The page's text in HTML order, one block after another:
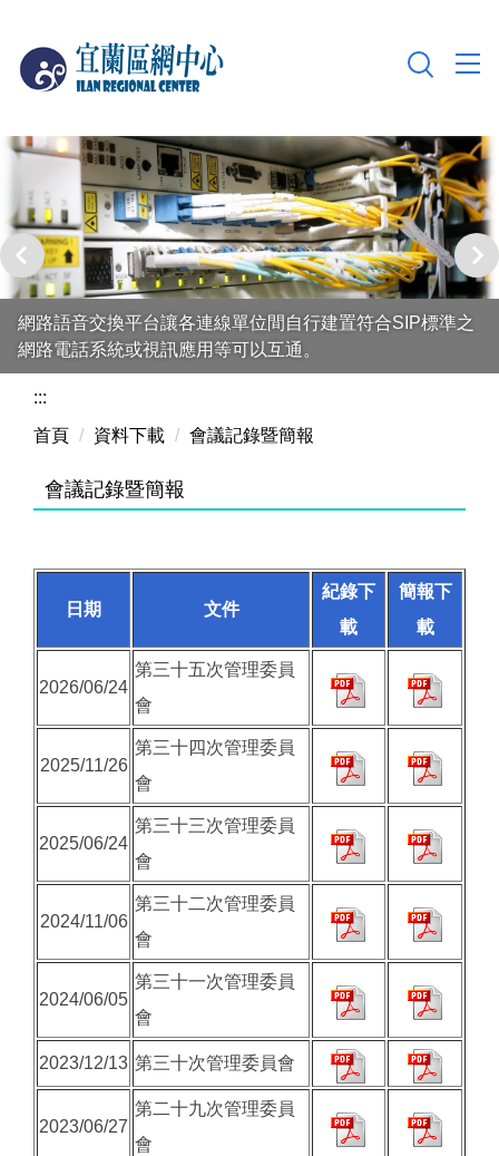
主
容
網路語音交換平台讓各連線單位間自行建置符合SIP標準之
網路電話系統或視訊應用等可以互通。
:::
首頁
資料下載 會議記錄暨簡報
會議記錄暨簡報
日期 文件
紀錄下
載
簡報下
載
2026/06/24
第三十五次管理委員
會
2025/11/26
第三十四次管理委員
會
2025/06/24
第三十三次管理委員
會
2024/11/06
第三十二次管理委員
會
2024/06/05
第三十一次管理委員
會
2023/12/13 第三十次管理委員會
2023/06/27
第二十九次管理委員
會